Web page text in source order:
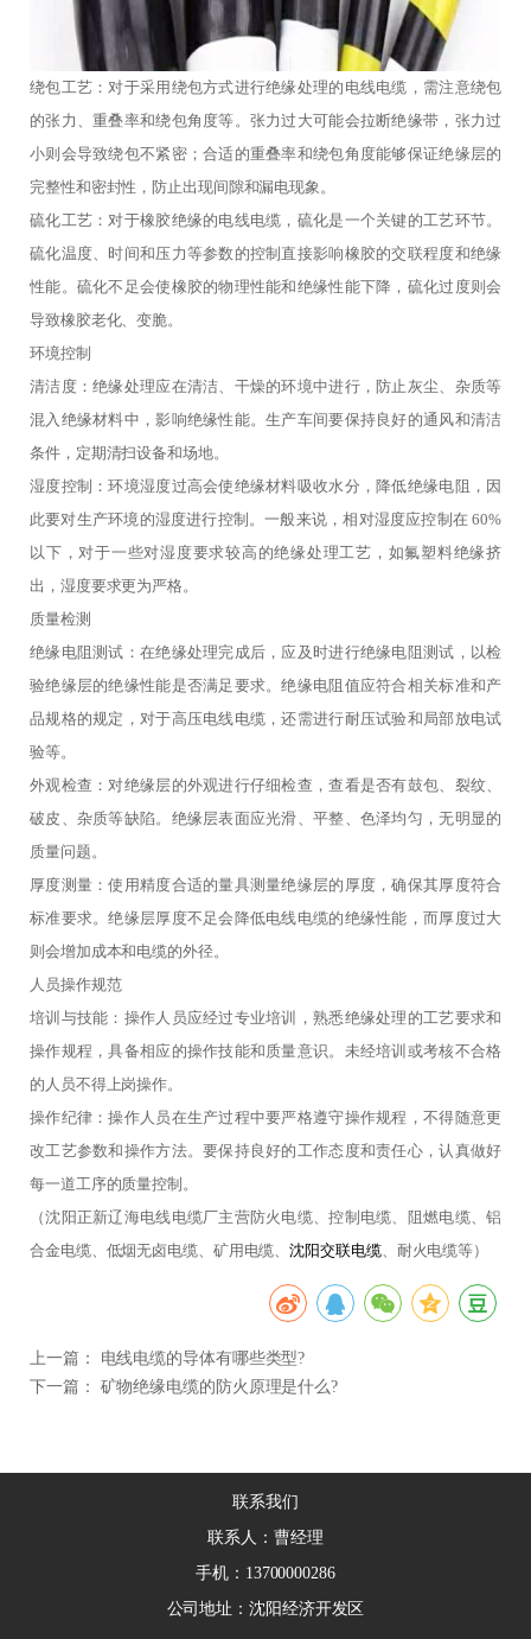
绕包工艺：对于采用绕包方式进行绝缘处理的电线电缆，需注意绕包
的张力、重叠率和绕包角度等。张力过大可能会拉断绝缘带，张力过
小则会导致绕包不紧密；合适的重叠率和绕包角度能够保证绝缘层的
完整性和密封性，防止出现间隙和漏电现象。
硫化工艺：对于橡胶绝缘的电线电缆，硫化是一个关键的工艺环节。
硫化温度、时间和压力等参数的控制直接影响橡胶的交联程度和绝缘
性能。硫化不足会使橡胶的物理性能和绝缘性能下降，硫化过度则会
导致橡胶老化、变脆。
环境控制
清洁度：绝缘处理应在清洁、干燥的环境中进行，防止灰尘、杂质等
混入绝缘材料中，影响绝缘性能。生产车间要保持良好的通风和清洁
条件，定期清扫设备和场地。
湿度控制：环境湿度过高会使绝缘材料吸收水分，降低绝缘电阻，因
此要对生产环境的湿度进行控制。一般来说，相对湿度应控制在 60%
以下，对于一些对湿度要求较高的绝缘处理工艺，如氟塑料绝缘挤
出，湿度要求更为严格。
质量检测
绝缘电阻测试：在绝缘处理完成后，应及时进行绝缘电阻测试，以检
验绝缘层的绝缘性能是否满足要求。绝缘电阻值应符合相关标准和产
品规格的规定，对于高压电线电缆，还需进行耐压试验和局部放电试
验等。
外观检查：对绝缘层的外观进行仔细检查，查看是否有鼓包、裂纹、
破皮、杂质等缺陷。绝缘层表面应光滑、平整、色泽均匀，无明显的
质量问题。
厚度测量：使用精度合适的量具测量绝缘层的厚度，确保其厚度符合
标准要求。绝缘层厚度不足会降低电线电缆的绝缘性能，而厚度过大
则会增加成本和电缆的外径。
人员操作规范
培训与技能：操作人员应经过专业培训，熟悉绝缘处理的工艺要求和
操作规程，具备相应的操作技能和质量意识。未经培训或考核不合格
的人员不得上岗操作。
操作纪律：操作人员在生产过程中要严格遵守操作规程，不得随意更
改工艺参数和操作方法。要保持良好的工作态度和责任心，认真做好
每一道工序的质量控制。
（沈阳正新辽海电线电缆厂主营防火电缆、控制电缆、阻燃电缆、铝
合金电缆、低烟无卤电缆、矿用电缆、沈阳交联电缆、耐火电缆等）
上一篇： 电线电缆的导体有哪些类型?
下一篇： 矿物绝缘电缆的防火原理是什么?
联系我们
联系人：曹经理
手机：13700000286
公司地址：沈阳经济开发区